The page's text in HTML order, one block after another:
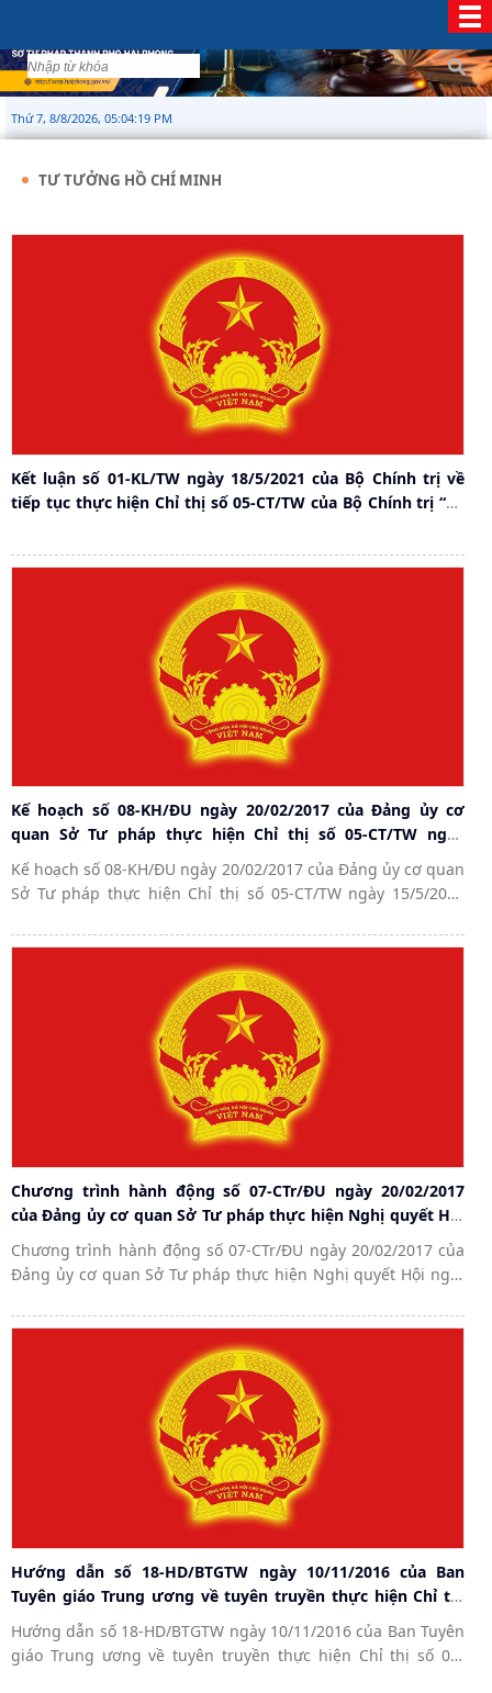
Thứ 7, 8/8/2026, 05:04:20 PM
TƯ TƯỞNG HỒ CHÍ MINH
Kết luận số 01-KL/TW ngày 18/5/2021 của Bộ Chính trị về
tiếp tục thực hiện Chỉ thị số 05-CT/TW của Bộ Chính trị “Về
cách Hồ Chí Minh”
Kế hoạch số 08-KH/ĐU ngày 20/02/2017 của Đảng ủy cơ
quan Sở Tư pháp thực hiện Chỉ thị số 05-CT/TW ngày
15/5/2016 của Bộ Chính trị khóa XII về “Đẩy mạnh học tập
và làm theo tư tưởng, đạo đức, phong cách Hồ Chí Minh”.
Kế hoạch số 08-KH/ĐU ngày 20/02/2017 của Đảng ủy cơ quan
Sở Tư pháp thực hiện Chỉ thị số 05-CT/TW ngày 15/5/2016
tư tưởng, đạo đức, phong cách Hồ Chí Minh”.
Chương trình hành động số 07-CTr/ĐU ngày 20/02/2017
của Đảng ủy cơ quan Sở Tư pháp thực hiện Nghị quyết Hội
nghị lần thứ tư Ban Chấp hành Trung ương Đảng khóa XII
về tăng cường xây dựng, chỉnh đốn Đảng; ngăn chặn, đẩy
lùi sự suy thoái về tư tưởng chính trị, đạo đức, lối sống,
những biểu hiện "tự diễn biến", "tự chuyển hóa" trong nội
bộ.
Chương trình hành động số 07-CTr/ĐU ngày 20/02/2017 của
Đảng ủy cơ quan Sở Tư pháp thực hiện Nghị quyết Hội nghị
cường xây dựng, chỉnh đốn Đảng; ngăn chặn, đẩy lùi sự suy
thoái về tư tưởng chính trị, đạo đức, lối sống, những biểu
hiện "tự diễn biến", "tự chuyển hóa" trong nội bộ.
Hướng dẫn số 18-HD/BTGTW ngày 10/11/2016 của Ban
Tuyên giáo Trung ương về tuyên truyền thực hiện Chỉ thị
số 05-CT/TW của Bộ Chính trị và nhân rộng điển hình học
tập, làm theo tư tưởng, đạo đức, phong cách Hồ Chí Minh.
Hướng dẫn số 18-HD/BTGTW ngày 10/11/2016 của Ban Tuyên
giáo Trung ương về tuyên truyền thực hiện Chỉ thị số 05-